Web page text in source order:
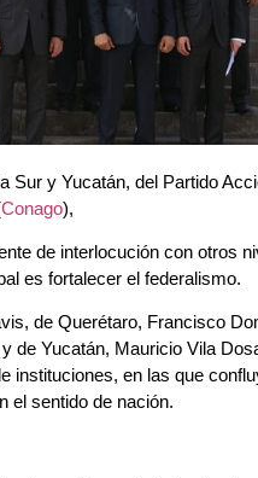
Sur y Yucatán, del Partido
Conago),
de interlocución con otros
es fortalecer el federalismo.
de Querétaro, Francisco
de Yucatán, Mauricio Vila
instituciones, en las que
el sentido de nación.